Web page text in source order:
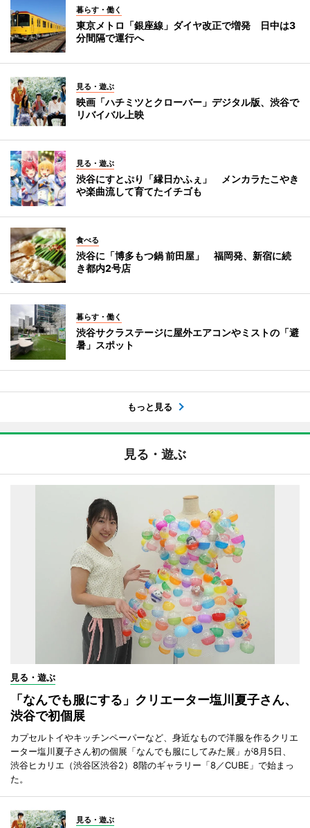
暮らす・働く
東京メトロ「銀座線」ダイヤ改正で増発 日中は3
分間隔で運行へ
見る・遊ぶ
映画「ハチミツとクローバー」デジタル版、渋谷で
リバイバル上映
見る・遊ぶ
渋谷にすとぷり「縁日かふぇ」 メンカラたこやき
や楽曲流して育てたイチゴも
食べる
渋谷に「博多もつ鍋 前田屋」 福岡発、新宿に続
き都内2号店
暮らす・働く
渋谷サクラステージに屋外エアコンやミストの「避
暑」スポット
もっと見る
見る・遊ぶ
見る・遊ぶ
「なんでも服にする」クリエーター塩川夏子さん、
渋谷で初個展
カプセルトイやキッチンペーパーなど、身近なもので洋服を作るクリエ
ーター塩川夏子さん初の個展「なんでも服にしてみた展」が8月5日、
渋谷ヒカリエ（渋谷区渋谷2）8階のギャラリー「8／CUBE」で始まっ
た。
見る・遊ぶ